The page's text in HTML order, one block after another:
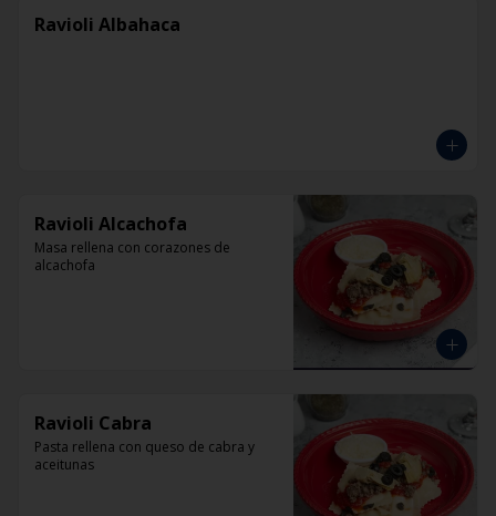
Ravioli Albahaca
Ravioli Alcachofa
Masa rellena con corazones de
alcachofa
Ravioli Cabra
Pasta rellena con queso de cabra y
aceitunas